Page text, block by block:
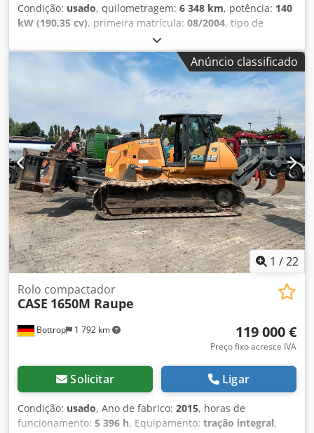
Condição: usado, quilometragem: 6 348 km, potência: 140
kW (190,35 cv), primeira matrícula: 08/2004, tipo de
, Ano de fabrico:
Modelo: MXM190 / Aspirador Samson 8000 L Dsdpjynq
Dbofx Ai Rsck Ano: 2004 Condição: Boa Número de série:
ACM231045 Ref. nr.: 8084 Data de registo: Potência: 190 cv
Horas: 6348 Transmissão: Powershift total 19+6 Depósito
de diesel: 1 Capacidade do tanque: 400 L Rádio: ? Assento
pneumático: ? Freio a disco: Freio em banho de óleo
Dimensão do pneu: 600/65R25 + 650/75R38 - 520/70R34
Porcentagem de borracha restante: 60% 90% - 40% Caixa
de ferramentas: ? Sistema hidráulico: ? Fabricante do
tanque: Samson Capacidade do tanque: 8000 L Bomba de
alta pressão: 2 x HPP Capacidade alta pressão: 122 l/min -
130 bar Bomba de vácuo: Samson Controle remoto: ?
Anúncio classificado
1 /22
Bottrop 1 792 km
Rolo compactador
CASE 1650M Raupe
119 000 €
Preço fixo acresce IVA
Solicitar Ligar
Condição: usado, Ano de fabrico: 2015, horas de
funcionamento: 5 396 h, Equipamento: tração integral,